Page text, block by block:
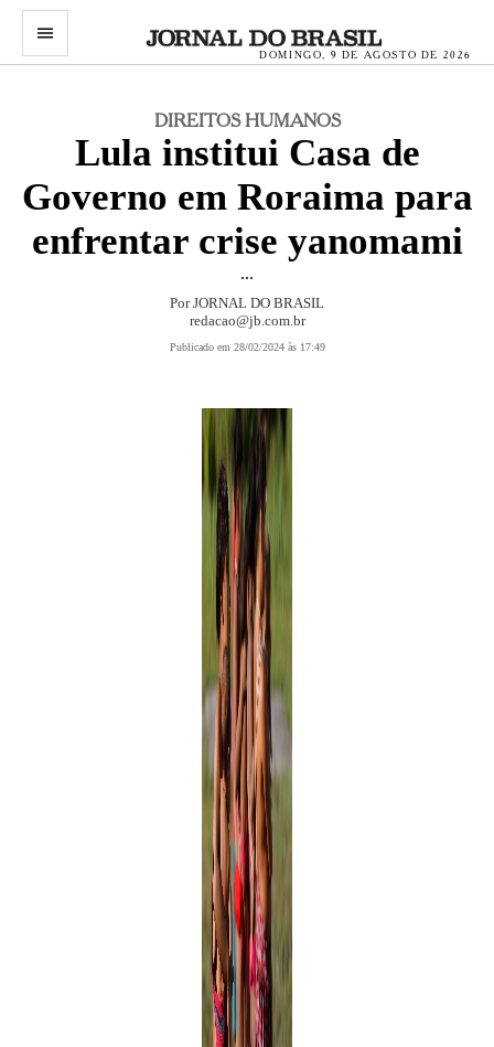
menu
DOMINGO, 9 DE AGOSTO DE 2026
DIREITOS HUMANOS
Lula institui Casa de
Governo em Roraima para
enfrentar crise yanomami
...
Por JORNAL DO BRASIL
redacao@jb.com.br
Publicado em 28/02/2024 às 17:49